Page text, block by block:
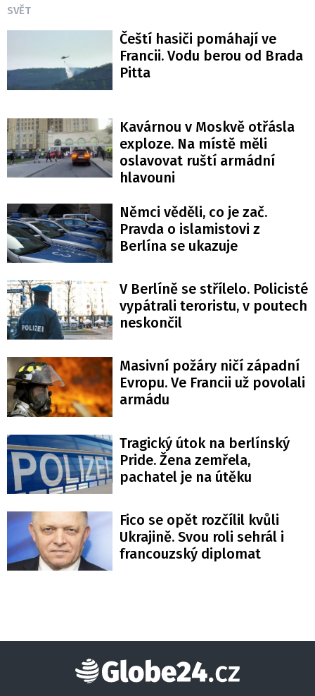
SVĚT
Čeští hasiči pomáhají ve
Francii. Vodu berou od Brada
Pitta
Kavárnou v Moskvě otřásla
exploze. Na místě měli
oslavovat ruští armádní
hlavouni
Němci věděli, co je zač.
Pravda o islamistovi z
Berlína se ukazuje
V Berlíně se střílelo. Policisté
vypátrali teroristu, v poutech
neskončil
Masivní požáry ničí západní
Evropu. Ve Francii už povolali
armádu
Tragický útok na berlínský
Pride. Žena zemřela,
pachatel je na útěku
Fico se opět rozčílil kvůli
Ukrajině. Svou roli sehrál i
francouzský diplomat
Globe24